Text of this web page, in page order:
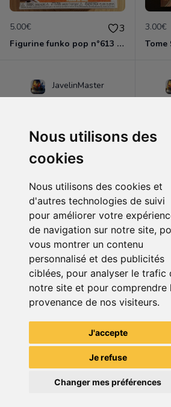
Nous utilisons des
cookies
Nous utilisons des cookies et
d'autres technologies de suivi
pour améliorer votre
de navigation sur notre site,
vous montrer un contenu
personnalisé et des publicités
ciblées, pour analyser le trafic
notre site et pour comprendre
provenance de nos visiteurs.
J'accepte
Je refuse
Changer mes préférences
5.00€ 3
Figurine funko pop n°613 - Dragon ball z - Nappa
3.00€
JavelinMaster
2.00€ 1
Negi ma tome 9
2.00€
Voir tous les articles du
Grenier du
Télécharge notre app pour une
Télécharger l'app